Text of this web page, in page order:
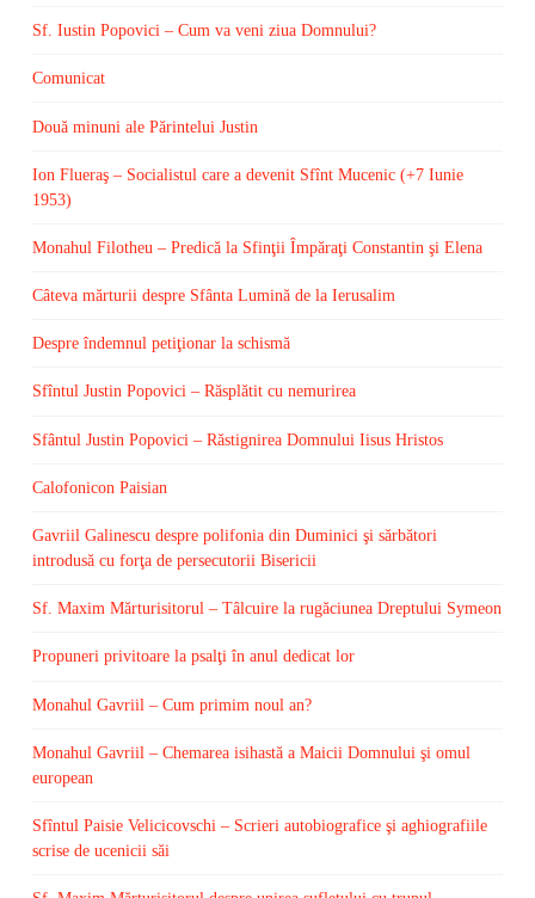
Sf. Iustin Popovici – Cum va veni ziua Domnului?
Comunicat
Două minuni ale Părintelui Justin
Ion Flueraş – Socialistul care a devenit Sfînt Mucenic (+7 Iunie
1953)
Monahul Filotheu – Predică la Sfinţii Împăraţi Constantin şi Elena
Câteva mărturii despre Sfânta Lumină de la Ierusalim
Despre îndemnul petiţionar la schismă
Sfîntul Justin Popovici – Răsplătit cu nemurirea
Sfântul Justin Popovici – Răstignirea Domnului Iisus Hristos
Calofonicon Paisian
Gavriil Galinescu despre polifonia din Duminici şi sărbători
introdusă cu forţa de persecutorii Bisericii
Sf. Maxim Mărturisitorul – Tâlcuire la rugăciunea Dreptului Symeon
Propuneri privitoare la psalţi în anul dedicat lor
Monahul Gavriil – Cum primim noul an?
Monahul Gavriil – Chemarea isihastă a Maicii Domnului şi omul
european
Sfîntul Paisie Velicicovschi – Scrieri autobiografice şi aghiografiile
scrise de ucenicii săi